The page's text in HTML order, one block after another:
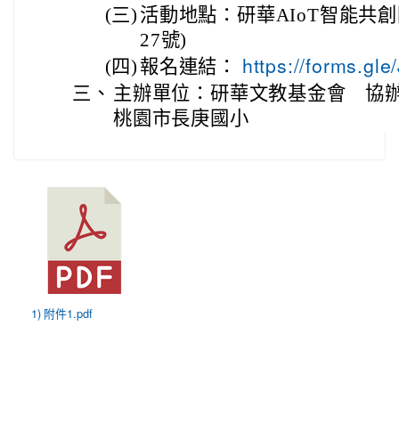
(三) 活動地點：研華AIoT智能共
27號)
(四) 報名連結： https://
三、 主辦單位：研華文教基金會 協
桃園市長庚國小
1) 附件1.pdf